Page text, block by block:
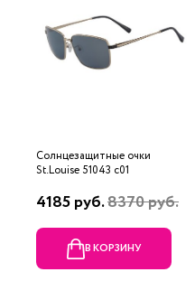
Солнцезащитные очки
St.Louise 51043 с01
4185 руб.8370 руб.
В КОРЗИНУ